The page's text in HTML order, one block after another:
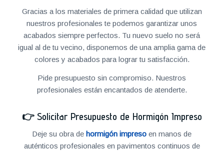
Gracias a los materiales de primera calidad que utilizan
nuestros profesionales te podemos garantizar unos
acabados siempre perfectos. Tu nuevo suelo no será
igual al de tu vecino, disponemos de una amplia gama de
colores y acabados para lograr tu satisfacción.
Pide presupuesto sin compromiso. Nuestros
profesionales están encantados de atenderte.
👉 Solicitar Presupuesto de Hormigón Impreso
Deje su obra dehormigón impreso en manos de
auténticos profesionales en pavimentos continuos de